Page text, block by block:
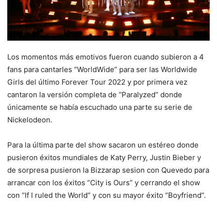
Los momentos más emotivos fueron cuando subieron a 4
fans para cantarles “WorldWide” para ser las Worldwide
Girls del último Forever Tour 2022 y por primera vez
cantaron la versión completa de “Paralyzed” donde
únicamente se había escuchado una parte su serie de
Nickelodeon.
Para la última parte del show sacaron un estéreo donde
pusieron éxitos mundiales de Katy Perry, Justin Bieber y
de sorpresa pusieron la Bizzarap sesion con Quevedo para
arrancar con los éxitos “City is Ours” y cerrando el show
con “If I ruled the World” y con su mayor éxito “Boyfriend”.